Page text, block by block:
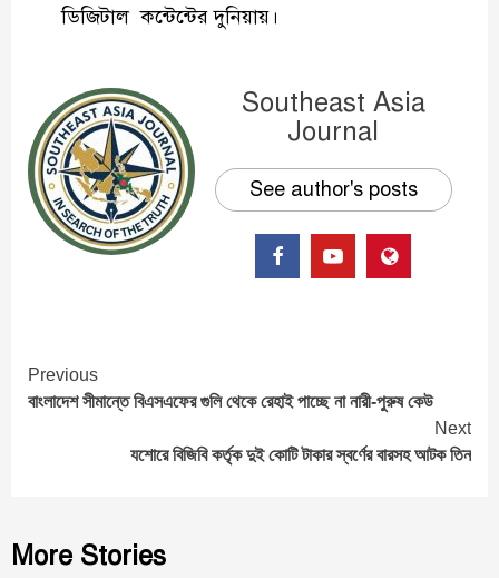
ডিজিটাল কন্টেন্টের দুনিয়ায়।
Southeast Asia
Journal
See author's posts
Continue
Reading
Previous
বাংলাদেশ সীমান্তে বিএসএফের গুলি থেকে রেহাই পাচ্ছে না নারী-পুরুষ কেউ
Next
যশোরে বিজিবি কর্তৃক দুই কোটি টাকার স্বর্ণের বারসহ আটক তিন
More Stories